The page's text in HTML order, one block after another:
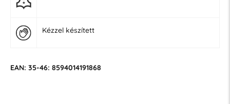
Kézzel készített
EAN: 35-46: 8594014191868